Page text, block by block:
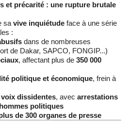
et précarité : une rupture brutale
sa vive inquiétude face à une série
:
dans de nombreuses
de Dakar, SAPCO, FONGIP...)
, affectant plus de 350 000
politique et économique, frein à
dissidentes, avec arrestations
politiques
de 300 organes de presse